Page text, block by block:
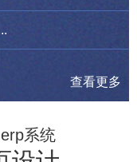
查看更多
erp系统